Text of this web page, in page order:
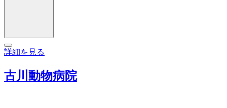
詳細を見る
古川動物病院